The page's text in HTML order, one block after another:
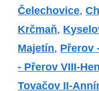
Čelechovice,
Krčmaň,
Majetín, Přerov
- Přerov VIII-
Tovačov II-